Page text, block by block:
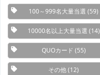
100～999名大量当選 (59)
10000名以上大量当選 (14)
QUOカード (55)
その他(12)